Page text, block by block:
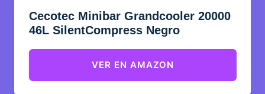
Cecotec Minibar Grandcooler 20000
46L SilentCompress Negro
VER EN AMAZON